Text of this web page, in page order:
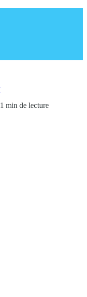
1 min de lecture